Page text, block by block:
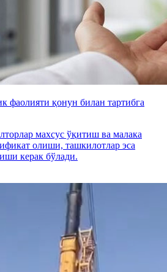
фаолияти қонун билан тартибга
махсус ўқитиш ва малака
олиши, ташкилотлар эса
керак бўлади.